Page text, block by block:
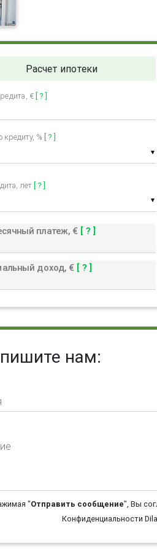
Расчет ипотеки
€ [ ? ]
▼
кредиту, % [ ? ]
▼
лет [ ? ]
платеж, € [ ? ]
доход, € [ ? ]
нам:
"Отправить сообщение", Вы
Конфиденциальности